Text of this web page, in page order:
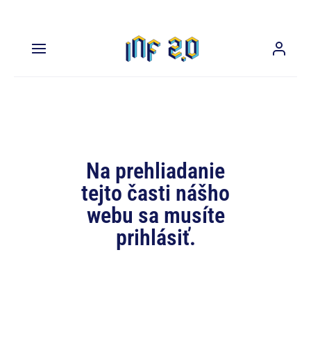
Na prehliadanie
tejto časti nášho
webu sa musíte
prihlásiť.